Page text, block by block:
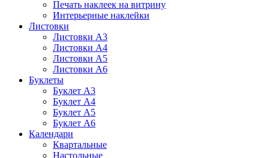
Печать наклеек на витрину
Интерьерные наклейки
Листовки
Листовки А3
Листовки А4
Листовки А5
Листовки А6
Буклеты
Буклет А3
Буклет А4
Буклет А5
Буклет А6
Календари
Квартальные
Настольные